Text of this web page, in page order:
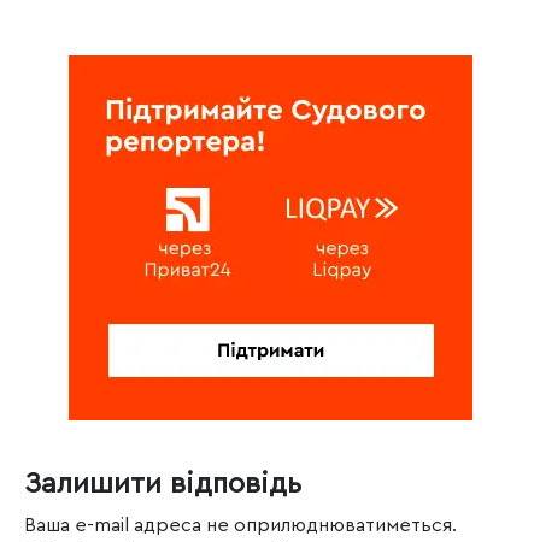
Залишити відповідь
Ваша e-mail адреса не оприлюднюватиметься.